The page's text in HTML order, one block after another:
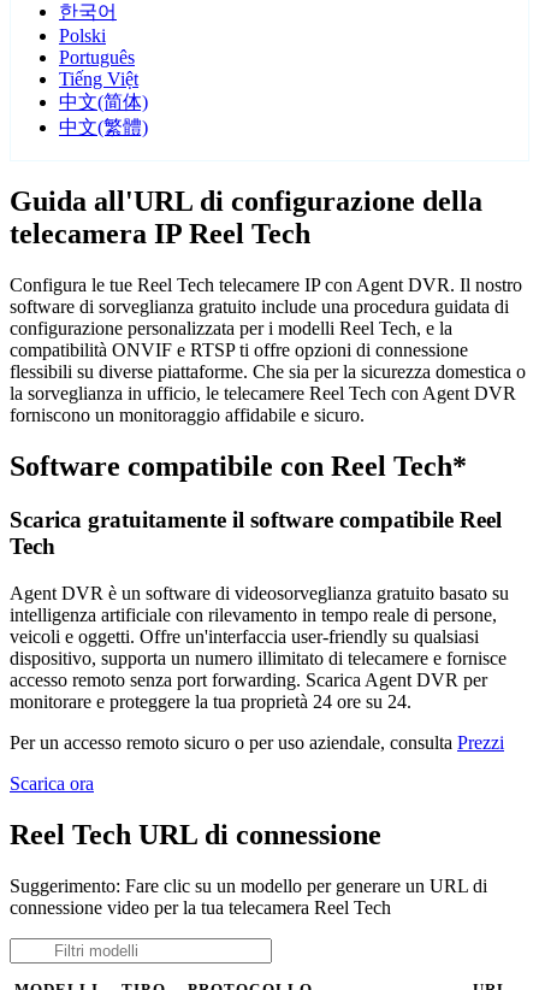
한국어
Polski
Português
Tiếng Việt
中文(简体)
中文(繁體)
Guida all'URL di configurazione della
telecamera IP Reel Tech
Configura le tue Reel Tech telecamere IP con Agent DVR. Il nostro
software di sorveglianza gratuito include una procedura guidata di
configurazione personalizzata per i modelli Reel Tech, e la
compatibilità ONVIF e RTSP ti offre opzioni di connessione
flessibili su diverse piattaforme. Che sia per la sicurezza domestica o
la sorveglianza in ufficio, le telecamere Reel Tech con Agent DVR
forniscono un monitoraggio affidabile e sicuro.
Software compatibile con Reel Tech*
Scarica gratuitamente il software compatibile Reel
Tech
Agent DVR è un software di videosorveglianza gratuito basato su
intelligenza artificiale con rilevamento in tempo reale di persone,
veicoli e oggetti. Offre un'interfaccia user-friendly su qualsiasi
dispositivo, supporta un numero illimitato di telecamere e fornisce
accesso remoto senza port forwarding. Scarica Agent DVR per
monitorare e proteggere la tua proprietà 24 ore su 24.
Per un accesso remoto sicuro o per uso aziendale, consulta Prezzi
Scarica ora
Reel Tech URL di connessione
Suggerimento: Fare clic su un modello per generare un URL di
connessione video per la tua telecamera Reel Tech